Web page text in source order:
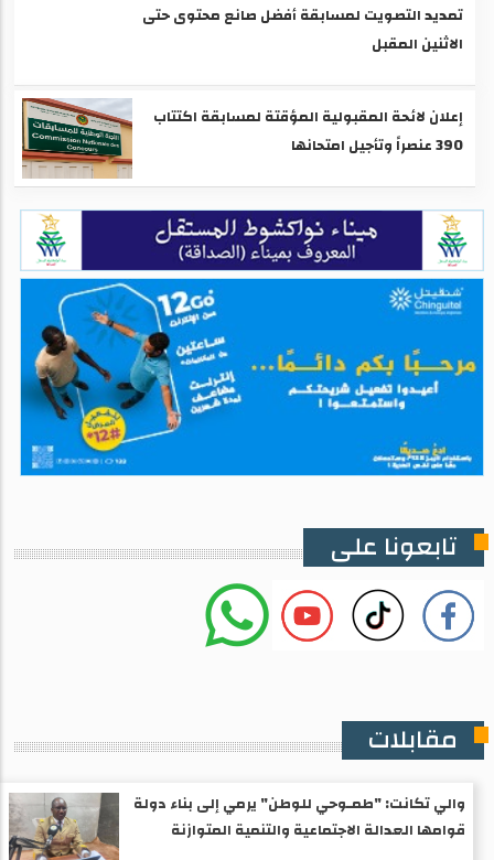
تمديد التصويت لمسابقة أفضل صانع محتوى حتى
الاثنين المقبل
إعلان لائحة المقبولية المؤقتة لمسابقة اكتتاب
390 عنصراً وتأجيل امتحانها
تابعونا على
مقابلات
والي تكانت: "طمـوحي للوطن" يرمي إلى بناء دولة
قوامها العدالة الاجتماعية والتنمية المتوازنة